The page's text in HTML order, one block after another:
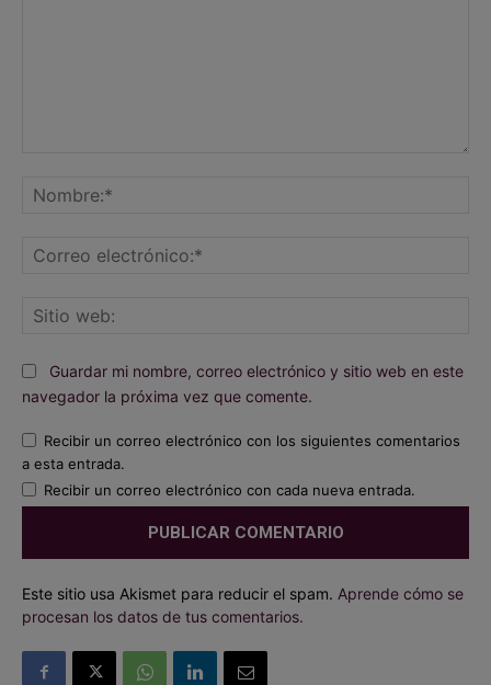
Guardar mi nombre, correo electrónico y sitio web en este
navegador la próxima vez que comente.
Recibir un correo electrónico con los siguientes comentarios
a esta entrada.
Recibir un correo electrónico con cada nueva entrada.
Este sitio usa Akismet para reducir el spam. Aprende cómo se
procesan los datos de tus comentarios.